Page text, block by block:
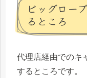
ビッグロー
るところ
代理店経由でのキ
するところです。